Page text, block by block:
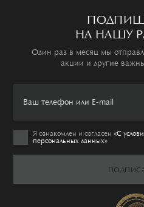
НА НАШУ
Один раз в месяц мы
акции и другие
Я ознакомлен и согласен«C
персональных данных»